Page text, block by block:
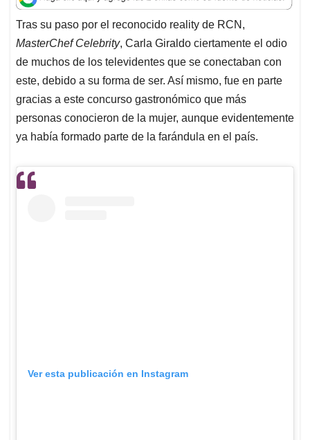
t
s
A
p
p
e
b
o
o
k
k
e
d
I
n
i
l
e
a
d
s
Tras su paso por el reconocido reality de RCN,
MasterChef Celebrity, Carla Giraldo ciertamente el odio
de muchos de los televidentes que se conectaban con
este, debido a su forma de ser. Así mismo, fue en parte
gracias a este concurso gastronómico que más
personas conocieron de la mujer, aunque evidentemente
ya había formado parte de la farándula en el país.
Ver esta publicación en Instagram